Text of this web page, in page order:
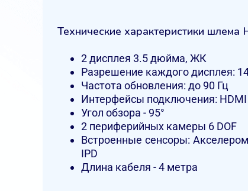
Технические характеристики
2 дисплея 3.5 дюйма, ЖК
Разрешение каждого дисплея:
Частота обновления: до 90 Гц
Интерфейсы подключения: HDMI
Угол обзора - 95°
2 периферийных камеры 6 DOF
Встроенные сенсоры:
IPD
Длина кабеля - 4 метра